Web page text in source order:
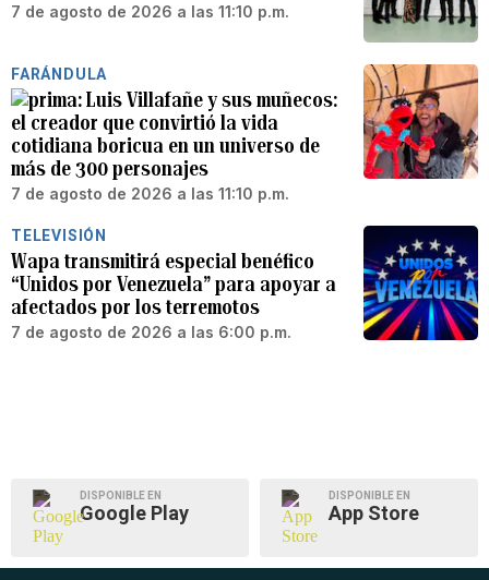
7 de agosto de 2026 a las 11:10 p.m.
FARÁNDULA
Luis Villafañe y sus muñecos:
el creador que convirtió la vida
cotidiana boricua en un universo de
más de 300 personajes
7 de agosto de 2026 a las 11:10 p.m.
TELEVISIÓN
Wapa transmitirá especial benéfico
“Unidos por Venezuela” para apoyar a
afectados por los terremotos
7 de agosto de 2026 a las 6:00 p.m.
DISPONIBLE EN
Google Play
DISPONIBLE EN
App Store